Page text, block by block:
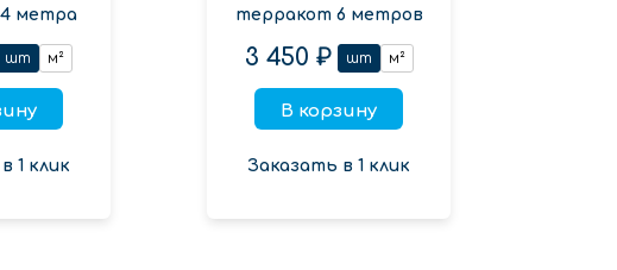
метра
шт м²
1 клик
терракот 6 метров
3 450 ₽ шт м²
В корзину
Заказать в 1 клик